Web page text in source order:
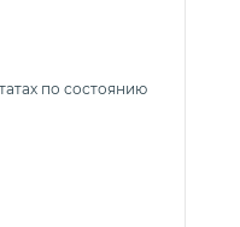
по состоянию